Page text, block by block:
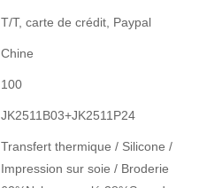
T/T, carte de crédit, Paypal
Chine
100
JK2511B03+JK2511P24
Transfert thermique / Silicone /
Impression sur soie / Broderie